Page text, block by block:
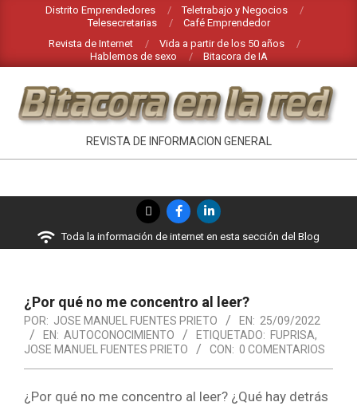
contenido
Distrito Emprendedores
Teletrabajo y Negocios
Telesecretarias
Café Emprendedor
Revista de Internet
Vida a partir de los 50 años
Hablemos de sexo
Bitacora de IA
BITACORA
LA
RED
REVISTA DE INFORMACION GENERAL
navegación
Toda la información de internet en esta sección del Blog
¿Por qué no me concentro al leer?
POR: JOSE MANUEL FUENTES PRIETO EN: 25/09/2022
EN: AUTOCONOCIMIENTO ETIQUETADO: FUPRISA,
JOSE MANUEL FUENTES PRIETO
CON: 0 COMENTARIOS
¿Por qué no me concentro al leer? ¿Qué hay detrás